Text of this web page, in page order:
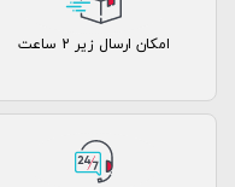
امکان ارسال زیر 2 ساعت